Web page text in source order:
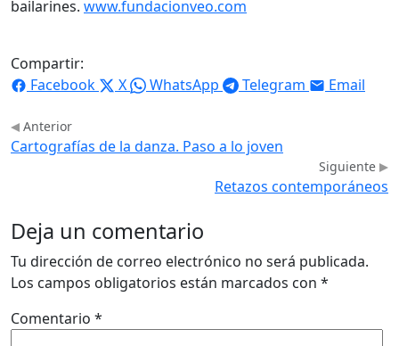
bailarines. www.fundacionveo.com
Compartir:
Facebook
X WhatsApp Telegram Email
Anterior
Cartografías de la danza. Paso a lo joven
Siguiente
Retazos contemporáneos
Deja un comentario
Tu dirección de correo electrónico no será publicada.
Los campos obligatorios están marcados con *
Comentario *